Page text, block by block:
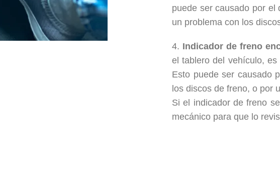
puede ser causado por el
un problema con los
4. Indicador de freno
el tablero del vehículo,
Esto puede ser causado
los discos de freno, o por
Si el indicador de freno
mecánico para que lo